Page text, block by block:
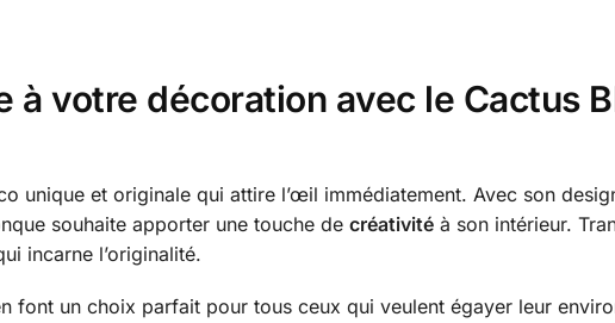
à votre décoration avec le Cactus
unique et originale qui attire l’œil immédiatement. Avec son
souhaite apporter une touche de créativitéà son intérieur.
incarne l’originalité.
font un choix parfait pour tous ceux qui veulent égayer leur